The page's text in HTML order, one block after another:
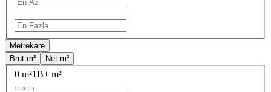
—
Metrekare
Brüt m²
Net m²
0 m²1B+ m²